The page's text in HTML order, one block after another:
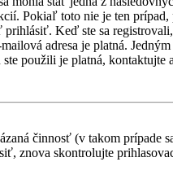
Pokiaľ toto nie je ten
Keď ste sa
adresa je platná.
použili je platná, kontaktujte
činnosť (v takom
znova skontrolujte